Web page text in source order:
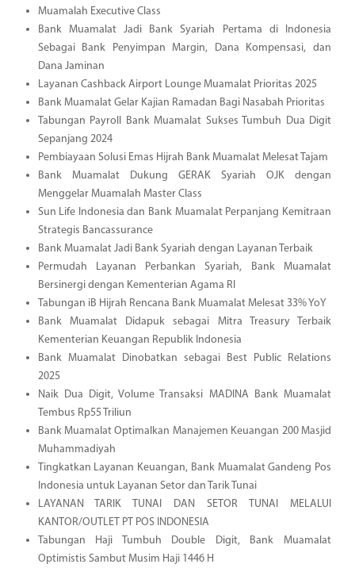
Muamalah Executive Class
Bank Muamalat Jadi Bank Syariah Pertama di Indonesia
Sebagai Bank Penyimpan Margin, Dana Kompensasi, dan
Dana Jaminan
Layanan Cashback Airport Lounge Muamalat Prioritas 2025
Bank Muamalat Gelar Kajian Ramadan Bagi Nasabah Prioritas
Tabungan Payroll Bank Muamalat Sukses Tumbuh Dua Digit
Sepanjang 2024
Pembiayaan Solusi Emas Hijrah Bank Muamalat Melesat Tajam
Bank Muamalat Dukung GERAK Syariah OJK dengan
Menggelar Muamalah Master Class
Sun Life Indonesia dan Bank Muamalat Perpanjang Kemitraan
Strategis Bancassurance
Bank Muamalat Jadi Bank Syariah dengan Layanan Terbaik
Permudah Layanan Perbankan Syariah, Bank Muamalat
Bersinergi dengan Kementerian Agama RI
Tabungan iB Hijrah Rencana Bank Muamalat Melesat 33% YoY
Bank Muamalat Didapuk sebagai Mitra Treasury Terbaik
Kementerian Keuangan Republik Indonesia
Bank Muamalat Dinobatkan sebagai Best Public Relations
2025
Naik Dua Digit, Volume Transaksi MADINA Bank Muamalat
Tembus Rp55 Triliun
Bank Muamalat Optimalkan Manajemen Keuangan 200 Masjid
Muhammadiyah
Tingkatkan Layanan Keuangan, Bank Muamalat Gandeng Pos
Indonesia untuk Layanan Setor dan Tarik Tunai
LAYANAN TARIK TUNAI DAN SETOR TUNAI MELALUI
KANTOR/OUTLET PT POS INDONESIA
Tabungan Haji Tumbuh Double Digit, Bank Muamalat
Optimistis Sambut Musim Haji 1446 H